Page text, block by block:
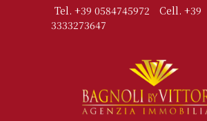
Tel. +39 0584745972
Cell. +39
3333273647